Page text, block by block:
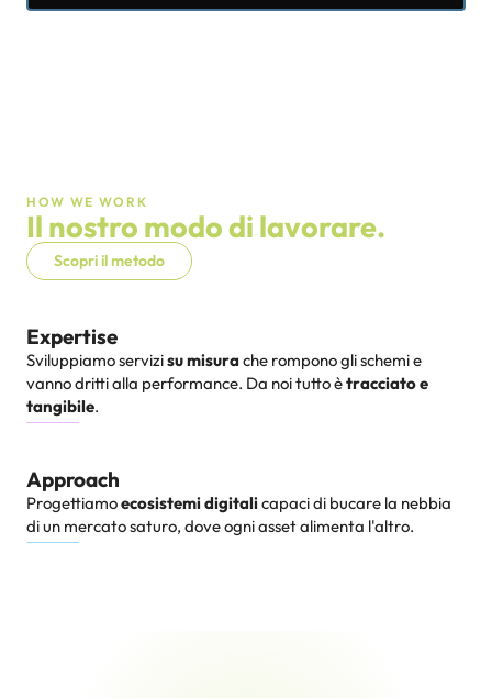
HOW WE WORK
Il nostro modo di lavorare.
Scopri il metodo
Expertise
Sviluppiamo servizisu misurache rompono gli schemi e
vanno dritti alla performance. Da noi tutto ètracciato e
tangibile.
Approach
Progettiamoecosistemi digitalicapaci di bucare la nebbia
di un mercato saturo, dove ogni asset alimenta l'altro.